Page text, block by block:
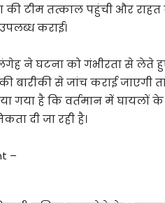
की टीम तत्काल पहुंची और
कराई।
ने घटना को गंभीरता से लेते हुए
बारीकी से जांच कराई जाएगी
गया है कि वर्तमान में
दी जा रही है।
–